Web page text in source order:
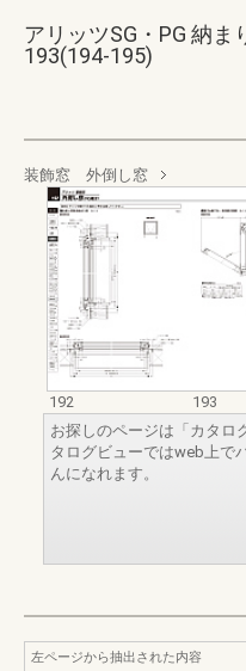
アリッツSG・PG 納
193(194-195)
装飾窓 外倒し窓
192
193
お探しのページは「カタロ
タログビューではweb上で
んになれます。
左ページから抽出された内容